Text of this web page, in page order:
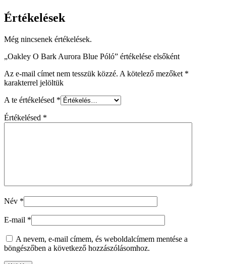
Értékelések
Még nincsenek értékelések.
„Oakley O Bark Aurora Blue Póló” értékelése elsőként
Az e-mail címet nem tesszük közzé. A kötelező mezőket *
karakterrel jelöltük
A te értékelésed *
Értékelésed *
Név *
E-mail *
A nevem, e-mail címem, és weboldalcímem mentése a
böngészőben a következő hozzászólásomhoz.